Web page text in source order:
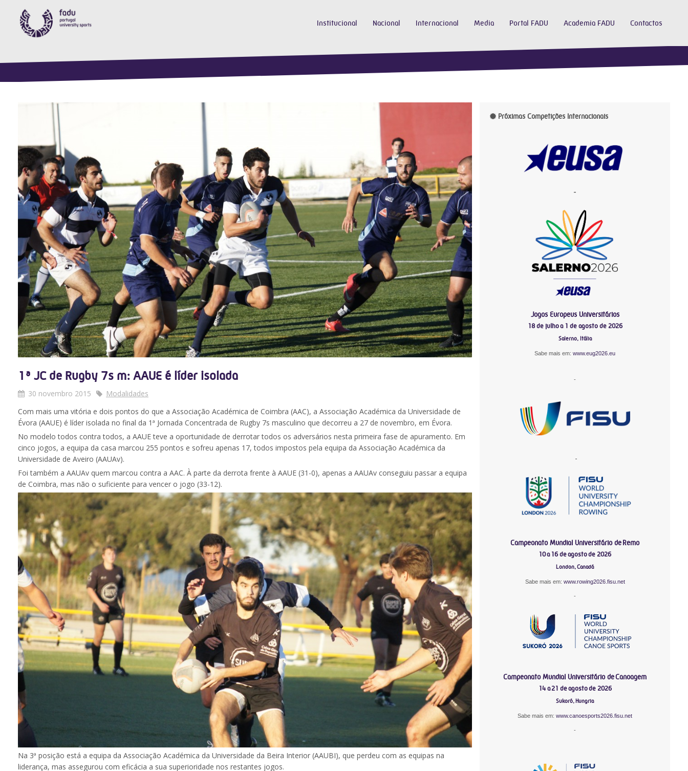
Institucional Nacional Internacional Media Portal FADU Academia FADU Contactos
1ª JC de Rugby 7s m: AAUE é líder isolada
30 novembro 2015
Modalidades
Com mais uma vitória e dois pontos do que a Associação Académica de Coimbra (AAC), a Associação Académica da Universidade de
Évora (AAUE) é líder isolada no final da 1ª Jornada Concentrada de Rugby 7s masculino que decorreu a 27 de novembro, em Évora.
No modelo todos contra todos, a AAUE teve a oportunidade de derrotar todos os adversários nesta primeira fase de apuramento. Em
cinco jogos, a equipa da casa marcou 255 pontos e sofreu apenas 17, todos impostos pela equipa da Associação Académica da
Universidade de Aveiro (AAUAv).
Foi também a AAUAv quem marcou contra a AAC. À parte da derrota frente à AAUE (31-0), apenas a AAUAv conseguiu passar a equipa
de Coimbra, mas não o suficiente para vencer o jogo (33-12).
Na 3ª posição está a equipa da Associação Académica da Universidade da Beira Interior (AAUBI), que perdeu com as equipas na
liderança, mas assegurou com eficácia a sua superioridade nos restantes jogos.
Próximas Competições Internacionais
-
Jogos Europeus Universitários
18 de julho a 1 de agosto de 2026
Salerno, Itália
Sabe mais em:www.eug2026.eu
-
-
Campeonato Mundial Universitário de Remo
10 a 16 de agosto de 2026
London, Canadá
Sabe mais em: www.rowing2026.fisu.net
-
Campeonato Mundial Universitário de Canoagem
14 a 21 de agosto de 2026
Sukoró, Hungria
Sabe mais em:www.canoesports2026.fisu.net
-